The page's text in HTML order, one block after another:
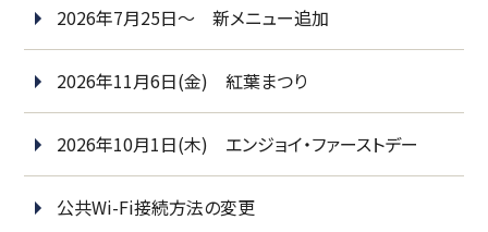
2026年7月25日～ 新メニュー追加
2026年11月6日(金) 紅葉まつり
2026年10月1日(木) エンジョイ・ファーストデー
公共Wi-Fi接続方法の変更